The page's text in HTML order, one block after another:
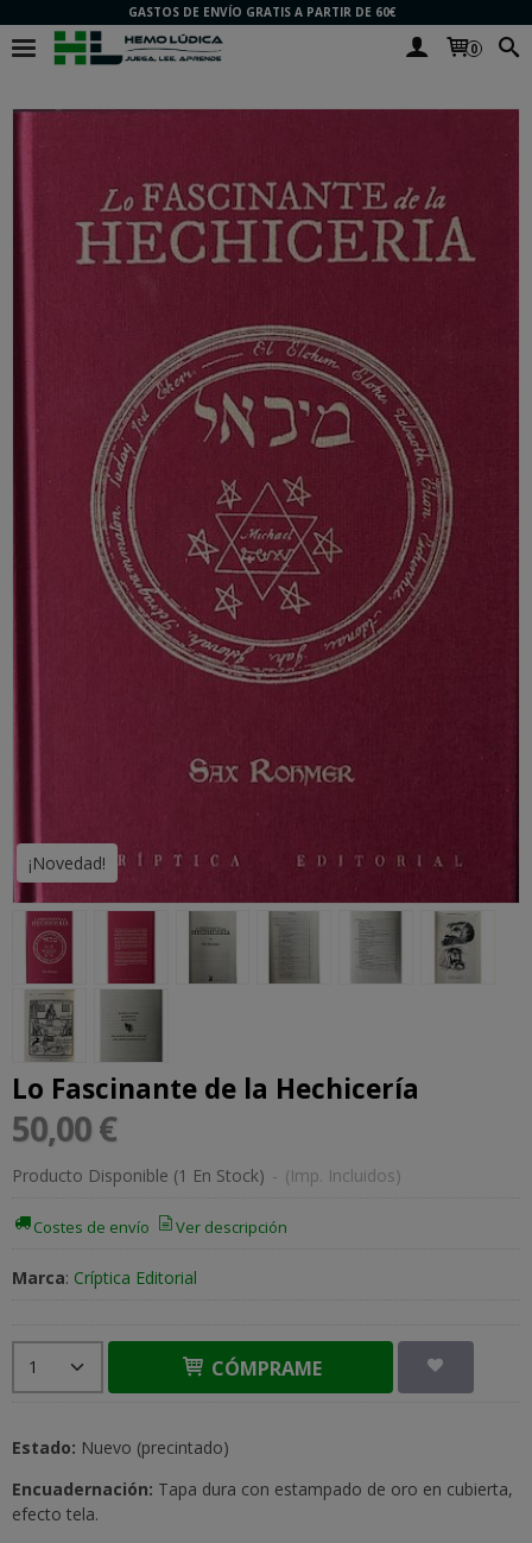
GASTOS DE ENVÍO GRATIS A PARTIR DE 60€
0
¡Novedad!
Lo Fascinante de la Hechicería
50,00 €
Producto Disponible (1 En Stock) - (Imp. Incluidos)
Costes de envío Ver descripción
Marca: Críptica Editorial
CÓMPRAME
Estado: Nuevo (precintado)
Encuadernación: Tapa dura con estampado de oro en cubierta,
efecto tela.